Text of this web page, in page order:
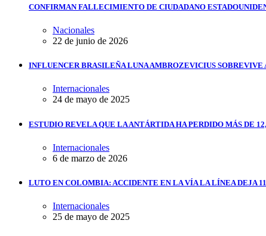
CONFIRMAN FALLECIMIENTO DE CIUDADANO
Nacionales
22 de junio de 2026
INFLUENCER BRASILEÑA LUNA AMBROZEVICIUS
Internacionales
24 de mayo de 2025
ESTUDIO REVELA QUE LA ANTÁRTIDA HA PERDIDO MÁS DE
Internacionales
6 de marzo de 2026
LUTO EN COLOMBIA: ACCIDENTE EN LA VÍA LA LÍNEA DEJA
Internacionales
25 de mayo de 2025